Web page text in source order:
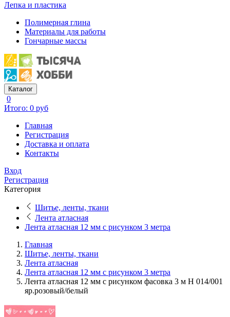
Лепка и пластика
Полимерная глина
Материалы для работы
Гончарные массы
Каталог
0
Итого: 0 руб
Главная
Регистрация
Доставка и оплата
Контакты
Вход
Регистрация
Категория
Шитье, ленты, ткани
Лента атласная
Лента атласная 12 мм с рисунком 3 метра
Главная
Шитье, ленты, ткани
Лента атласная
Лента атласная 12 мм с рисунком 3 метра
Лента атласная 12 мм с рисунком фасовка 3 м H 014/001
яр.розовый/белый